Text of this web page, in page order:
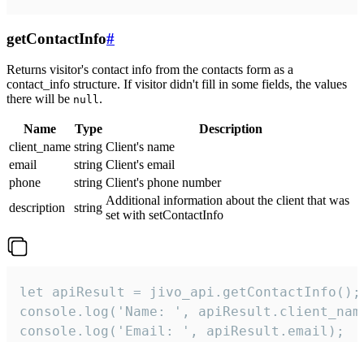
getContactInfo#
Returns visitor's contact info from the contacts form as a
contact_info structure. If visitor didn't fill in some fields, the values
there will be null.
Name Type
Description
client_name string Client's name
email
string Client's email
phone
string Client's phone number
description
string
Additional information about the client that was
set with setContactInfo
let apiResult = jivo_api.getContactInfo();
console.log('Name: ',
console.log('Email: ', apiResult.email);